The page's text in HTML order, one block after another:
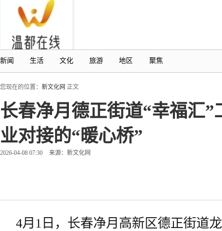
新闻 生活 文化 旅游 地区 聚焦
您现在的位置： 新文化网 正文
长春净月德正街道“幸福汇
业对接的“暖心桥”
2026-04-08 07:30 来源：新文化网
4月1日，长春净月高新区德正街道